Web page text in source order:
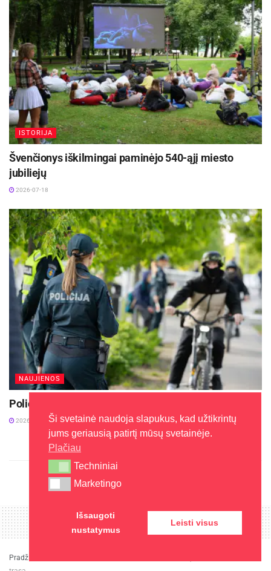
ISTORIJA
Švenčionys iškilmingai paminėjo 540-ąjį miesto
jubiliejų
2026-07-18
NAUJIENOS
Policijos reidai šalies keliuose liepos mėnesį
2026-07-13
Pradžia
Ši svetainė naudoja slapukus, kad užtikrintų
jums geriausią patirtį mūsų svetainėje.
Plačiau
Techniniai
Techniniai
Marketingo
Marketingo
Išsaugoti
nustatymus
Leisti visus